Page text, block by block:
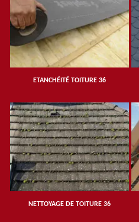
ETANCHÉITÉ TOITURE 36
NETTOYAGE DE TOITURE 36